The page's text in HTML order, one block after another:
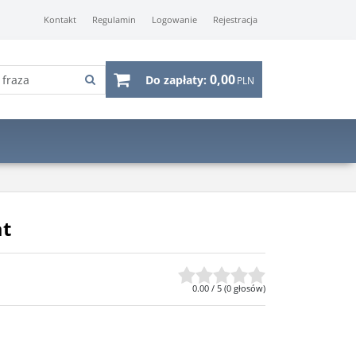
Kontakt Regulamin Logowanie Rejestracja
Do zapłaty: 0,00PLN
0.00 / 5 (0 głosów)